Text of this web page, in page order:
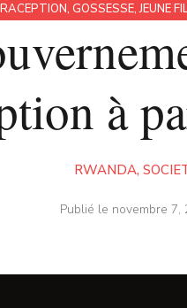
, GOSSESSE,JEUNE
à
RWANDA,
Publié le novembre 7,